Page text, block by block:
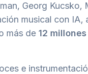
Georg
musical con IA,
más de 12
e